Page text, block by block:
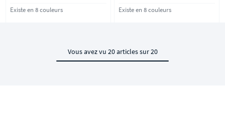
Existe en 8 couleurs
Existe en 8 couleurs
Vous avez vu 20 articles sur 20